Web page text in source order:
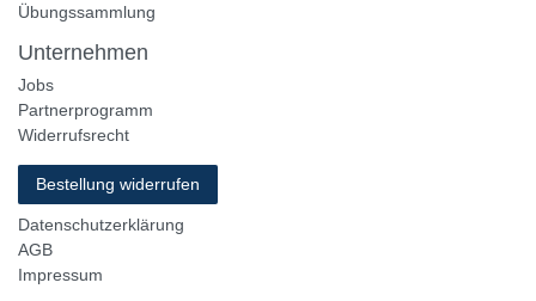
Übungssammlung
Unternehmen
Jobs
Partnerprogramm
Widerrufsrecht
Bestellung widerrufen
Datenschutzerklärung
AGB
Impressum